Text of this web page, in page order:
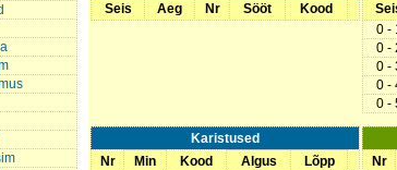
Seis
Aeg Nr Sööt Kood
0 -
0 -
0 -
0 -
0 -
Karistused
Nr
Min Kood Algus Lõpp
Nr